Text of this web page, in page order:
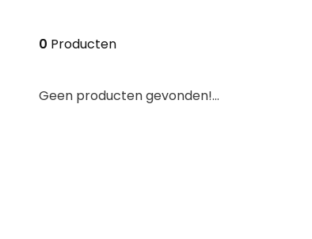
0 Producten
Geen producten gevonden!...